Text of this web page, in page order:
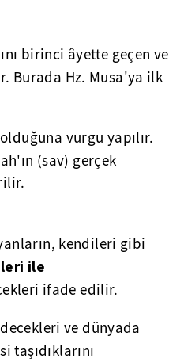
birinci âyette geçen ve
Burada Hz. Musa'ya ilk
vurgu yapılır.
(sav) gerçek
kendileri gibi
ile
ifade edilir.
ve dünyada
taşıdıklarını